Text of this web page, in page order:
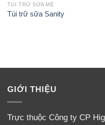
TÚI TRỮ SỮA MẸ
Túi trữ sữa Sanity
GIỚI THIỆU
Trực thuộc Công ty CP